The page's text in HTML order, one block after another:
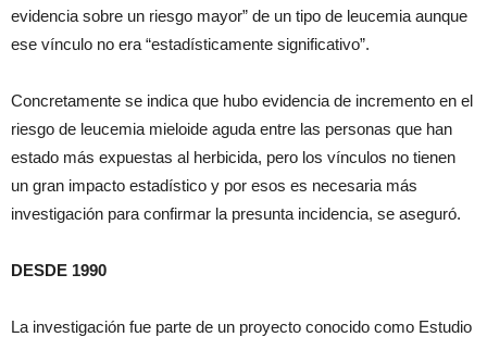
evidencia sobre un riesgo mayor” de un tipo de leucemia aunque
ese vínculo no era “estadísticamente significativo”.
Concretamente se indica que hubo evidencia de incremento en el
riesgo de leucemia mieloide aguda entre las personas que han
estado más expuestas al herbicida, pero los vínculos no tienen
un gran impacto estadístico y por esos es necesaria más
investigación para confirmar la presunta incidencia, se aseguró.
DESDE 1990
La investigación fue parte de un proyecto conocido como Estudio